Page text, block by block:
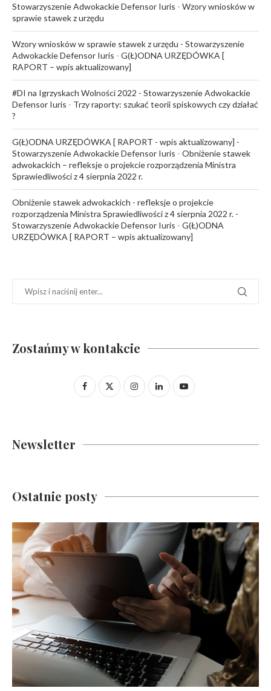
Stowarzyszenie Adwokackie Defensor Iuris - Wzory wniosków w
sprawie stawek z urzędu
Wzory wniosków w sprawie stawek z urzędu - Stowarzyszenie
Adwokackie Defensor Iuris - G(Ł)ODNA URZĘDÓWKA [
RAPORT – wpis aktualizowany]
#DI na Igrzyskach Wolności 2022 - Stowarzyszenie Adwokackie
Defensor Iuris - Trzy raporty: szukać teorii spiskowych czy działać
?
G(Ł)ODNA URZĘDÓWKA [ RAPORT - wpis aktualizowany] -
Stowarzyszenie Adwokackie Defensor Iuris - Obniżenie stawek
adwokackich – refleksje o projekcie rozporządzenia Ministra
Sprawiedliwości z 4 sierpnia 2022 r.
Obniżenie stawek adwokackich - refleksje o projekcie
rozporządzenia Ministra Sprawiedliwości z 4 sierpnia 2022 r. -
Stowarzyszenie Adwokackie Defensor Iuris - G(Ł)ODNA
URZĘDÓWKA [ RAPORT – wpis aktualizowany]
Zostańmy w kontakcie
Newsletter
Ostatnie posty